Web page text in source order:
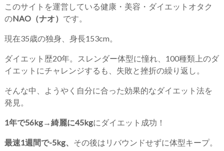
このサイトを運営している健康・美容・ダイエットオタク
のNAO（ナオ） です。
現在35歳の独身、身長153cm。
ダイエット歴20年。スレンダー体型に憧れ、100種類上のダ
イエットにチャレンジするも、失敗と挫折の繰り返し。
そんな中、ようやく自分に合った効果的なダイエット法を
発見。
1年で56kg→綺麗に45kgにダイエット成功！
最速1週間で-5kg、 その後はリバウンドせずに体型キープ。